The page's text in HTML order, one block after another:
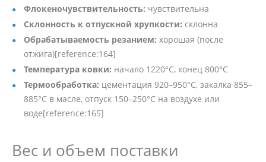
Флокеночувствительность: чувствительна
Склонность к отпускной хрупкости: склонна
Обрабатываемость резанием: хорошая (после
отжига)[reference:164]
Температура ковки: начало 1220°C, конец 800°C
Термообработка: цементация 920–950°C, закалка 855–
885°C в масле, отпуск 150–250°C на воздухе или
воде[reference:165]
Вес и объем поставки